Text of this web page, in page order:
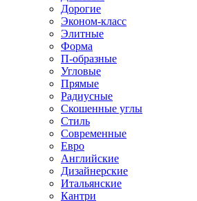
Дорогие
Эконом-класс
Элитные
Форма
П-образные
Угловые
Прямые
Радиусные
Скошенные углы
Стиль
Современные
Евро
Английские
Дизайнерские
Итальянские
Кантри